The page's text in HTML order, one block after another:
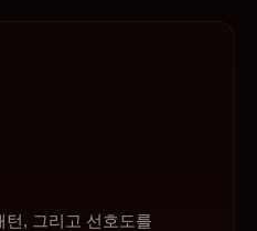
턴, 그리고 선호도를